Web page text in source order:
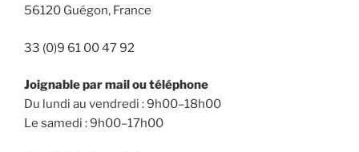
56120 Guégon, France
33 (0)9 61 00 47 92
Joignable par mail ou téléphone
Du lundi au vendredi : 9h00–18h00
Le samedi : 9h00–17h00